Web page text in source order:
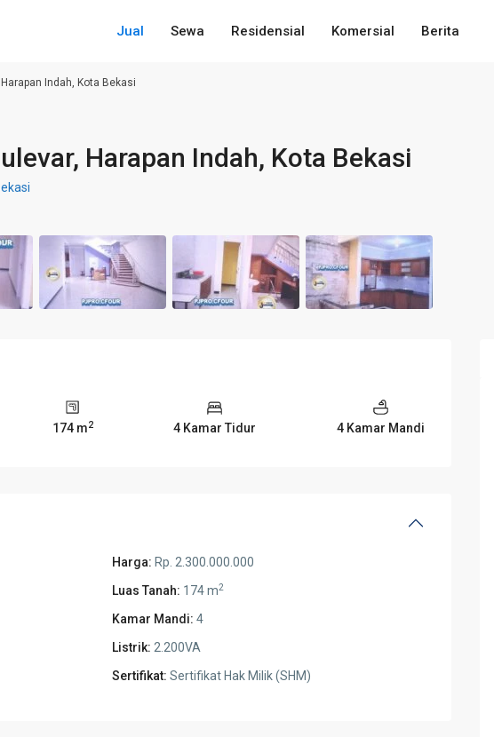
Jual Sewa Residensial Komersial Berita
Indah, Kota Bekasi
Harapan Indah, Kota Bekasi
174 m2 4 Kamar Tidur 4 Kamar Mandi
Harga: Rp. 2.300.000.000
Luas Tanah: 174 m2
Kamar Mandi: 4
Listrik: 2.200VA
Sertifikat: Sertifikat Hak Milik (SHM)